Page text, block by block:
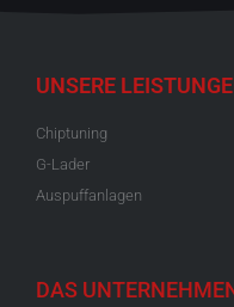
UNSERE
Chiptuning
G-Lader
Auspuffanlagen
DAS